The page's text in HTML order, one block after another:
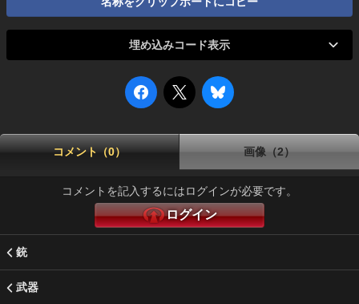
埋め込みコード表示
コメント（0） 画像（2）
コメントを記入するにはログインが必要です。
ログイン
銃
武器